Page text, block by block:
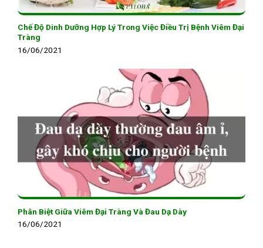
Chế Độ Dinh Dưỡng Hợp Lý Trong Việc Điều Trị Bệnh Viêm Đại
Tràng
16/06/2021
Phân Biệt Giữa Viêm Đại Tràng Và Đau Dạ Dày
16/06/2021